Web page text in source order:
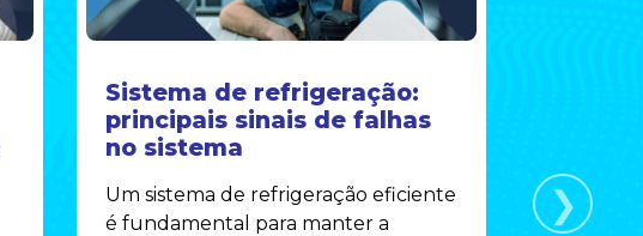
Sistema de refrigeração:
principais sinais de falhas
no sistema
Um sistema de refrigeração eficiente
é fundamental para manter a
❯